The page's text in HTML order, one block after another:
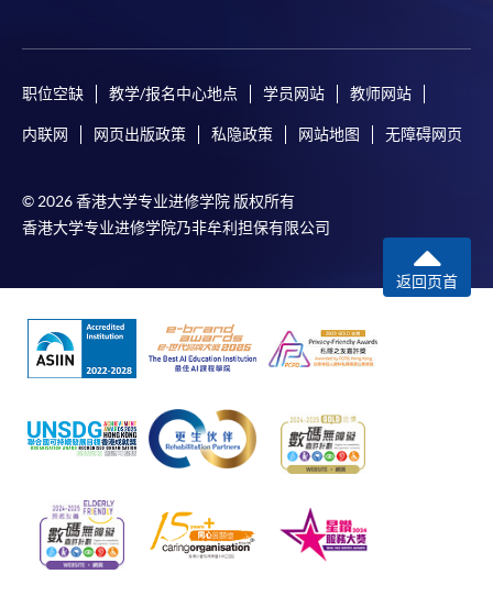
职位空缺 教学/报名中心地点 学员网站 教师网站
内联网 网页出版政策 私隐政策 网站地图 无障碍网页
© 2026 香港大学专业进修学院 版权所有
香港大学专业进修学院乃非牟利担保有限公司
返回页首